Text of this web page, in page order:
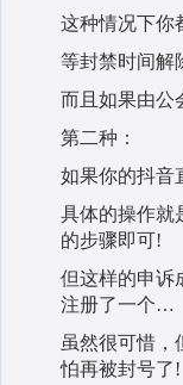
这种情况下你
等封禁时间解
而且如果由公
第二种：
如果你的抖音
具体的操作就
的步骤即可!
但这样的申诉
注册了一个…
虽然很可惜，
怕再被封号了!